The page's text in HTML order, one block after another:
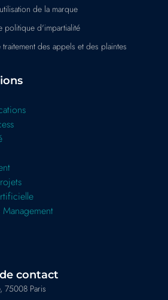
de la marque
politique d'impartialité
des appels et des plaintes
contact
75008 Paris